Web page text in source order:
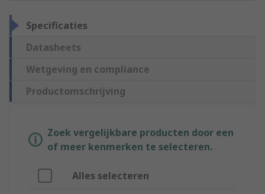
Specificaties
Datasheets
Wetgeving en compliance
Productomschrijving
Zoek vergelijkbare producten door een
of meer kenmerken te selecteren.
Alles selecteren